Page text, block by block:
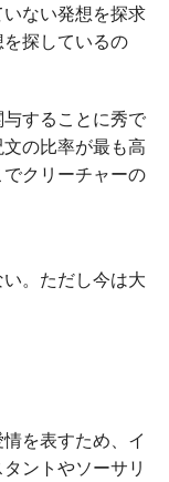
ない発想を探求
探しているの
することに秀で
の比率が最も高
クリーチャーの
。ただし今は大
を表すため、イ
ントやソーサリ